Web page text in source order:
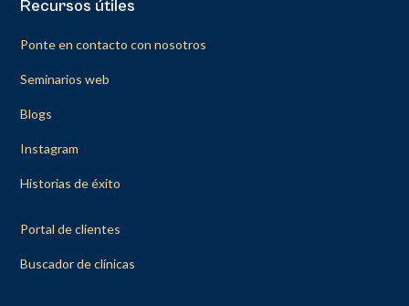
Recursos útiles
Ponte en contacto con nosotros
Seminarios web
Blogs
Instagram
Historias de éxito
Portal de clientes
Buscador de clínicas